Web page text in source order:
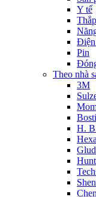
Y tế
Điện
Pin
Theo nhà
3M
H.